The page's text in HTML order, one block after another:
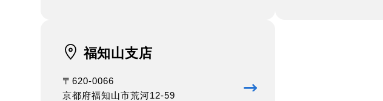
福知山支店
〒620-0066
京都府福知山市荒河12-59